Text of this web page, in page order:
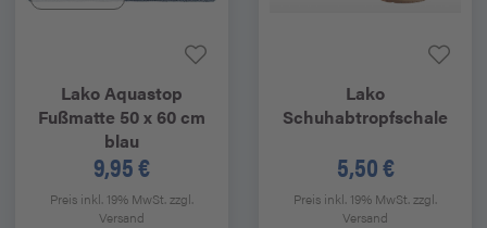
LakoAquastop
Fußmatte 50 x 60 cm
blau
9,95 €
Preis inkl. 19% MwSt.zzgl.
Versand
Lako
Schuhabtropfschale
5,50 €
Preis inkl. 19% MwSt.zzgl.
Versand